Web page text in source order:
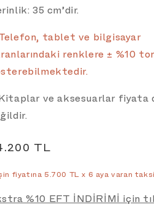
35 cm’dir.
tablet ve bilgisayar
renklere ± %10
ve aksesuarlar fiyata
TL
fiyatına 5.700 TL x 6 aya varan
%10 EFT İNDİRİMİ için